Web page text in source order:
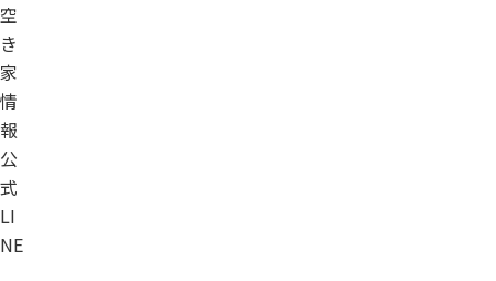
空
き
家
情
報
公
式
LI
NE